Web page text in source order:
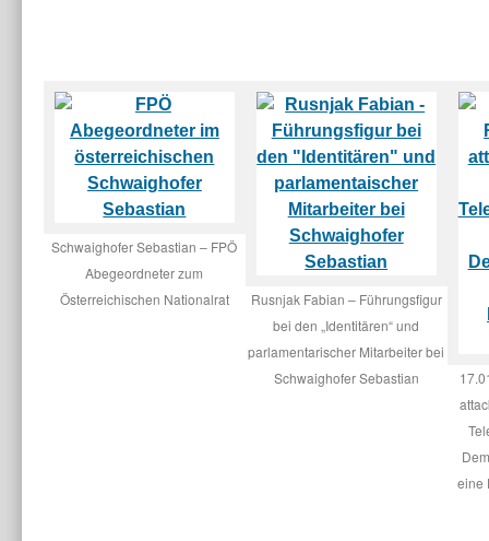
Schwaighofer Sebastian – FPÖ
Abegeordneter zum
Österreichischen Nationalrat
Rusnjak Fabian – Führungsfigur
bei den „Identitären“ und
parlamentarischer Mitarbeiter bei
Schwaighofer Sebastian
eine